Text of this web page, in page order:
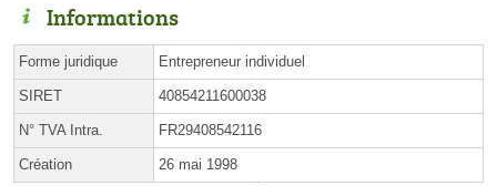
Informations
Forme juridique Entrepreneur individuel
SIRET 40854211600038
N° TVA Intra. FR29408542116
Création 26 mai 1998